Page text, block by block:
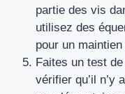
partie des vis
utilisez des
pour un
Faites un test
vérifier qu’il n’y